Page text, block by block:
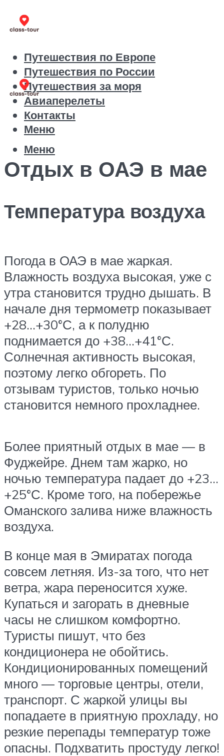
Путешествия по Европе
Путешествия по России
Путешествия за моря
Авиаперелеты
Контакты
Меню
Меню
Отдых в ОАЭ в мае
Температура воздуха
Погода в ОАЭ в мае жаркая.
Влажность воздуха высокая, уже с
утра становится трудно дышать. В
начале дня термометр показывает
+28…+30°С, а к полудню
поднимается до +38…+41°С.
Солнечная активность высокая,
поэтому легко обгореть. По
отзывам туристов, только ночью
становится немного прохладнее.
Более приятный отдых в мае — в
Фуджейре. Днем там жарко, но
ночью температура падает до +23…
+25°С. Кроме того, на побережье
Оманского залива ниже влажность
воздуха.
В конце мая в Эмиратах погода
совсем летняя. Из-за того, что нет
ветра, жара переносится хуже.
Купаться и загорать в дневные
часы не слишком комфортно.
Туристы пишут, что без
кондиционера не обойтись.
Кондиционированных помещений
много — торговые центры, отели,
транспорт. С жаркой улицы вы
попадаете в приятную прохладу, но
резкие перепады температур тоже
опасны. Подхватить простуду легко!